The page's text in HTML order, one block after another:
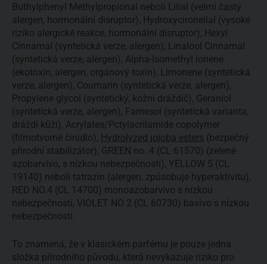
Buthylphenyl Methylpropional neboli Lilial (velmi častý
alergen, hormonální disruptor), Hydroxycironellal (vysoké
riziko alergické reakce, hormonální disruptor), Hexyl
Cinnamal (syntetická verze, alergen), Linalool Cinnamal
(syntetická verze, alergen), Alpha-Isomethyl ionene
(ekotoxin, alergen, orgánový toxin), Limonene (syntetická
verze, alergen), Coumarin (syntetická verze, alergen),
Propylene glycol (syntetický, kožní dráždič), Geraniol
(syntetická verze, alergen), Farnesol (syntetická varianta,
dráždí kůži), Acrylates/Pctylacrilamide copolymer
(filmotvorné činidlo), Hydrolyzed jojoba esters (bezpečný
přírodní stabilizátor), GREEN no. 4 (CL 61570) (zelené
azobarvivo, s nízkou nebezpečností), YELLOW 5 (CL
19140) neboli tatrazin (alergen, způsobuje hyperaktivitu),
RED NO.4 (CL 14700) monoazobarvivo s nízkou
nebezpečností, VIOLET NO 2 (CL 60730) bavivo s nízkou
nebezpečností.
To znamená, že v klasickém parfému je pouze jedna
složka přírodního původu, která nevykazuje riziko pro